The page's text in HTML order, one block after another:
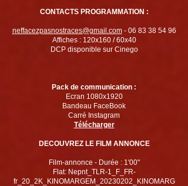
CONTACTS PROGRAMMATION :
neffacezpasnostraces@gmail.com- 06 83 38 54 96
Affiches : 120x160 / 60x40
DCP disponible sur Cinego
Pack de communication :
Ecran 1080x1920
Bandeau FaceBook
Carré Instagram
Télécharger
DECOUVREZ LE FILM ANNONCE
Film-annonce - Durée : 1'00"
Flat: Nepnt_TLR-1_F_FR-
fr_20_2K_KINOMARGEM_20230202_KINOMARG